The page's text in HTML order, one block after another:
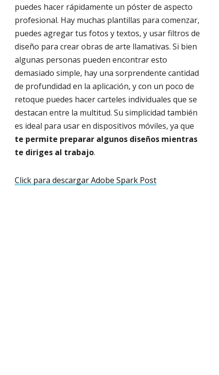
puedes hacer rápidamente un póster de aspecto
profesional. Hay muchas plantillas para comenzar,
puedes agregar tus fotos y textos, y usar filtros de
diseño para crear obras de arte llamativas. Si bien
algunas personas pueden encontrar esto
demasiado simple, hay una sorprendente cantidad
de profundidad en la aplicación, y con un poco de
retoque puedes hacer carteles individuales que se
destacan entre la multitud. Su simplicidad también
es ideal para usar en dispositivos móviles, ya que
te permite preparar algunos diseños mientras
te diriges al trabajo.
Click para descargar Adobe Spark Post